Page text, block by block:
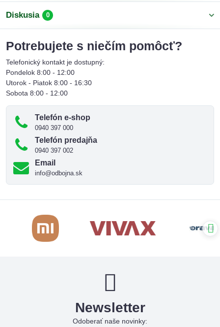
Diskusia 0
Potrebujete s niečím pomôcť?
Telefonický kontakt je dostupný:
Pondelok 8:00 - 12:00
Utorok - Piatok 8:00 - 16:30
Sobota 8:00 - 12:00
Telefón e-shop
0940 397 000
Telefón predajňa
0940 397 002
Email
info@odbojna.sk
Newsletter
Odoberať naše novinky: